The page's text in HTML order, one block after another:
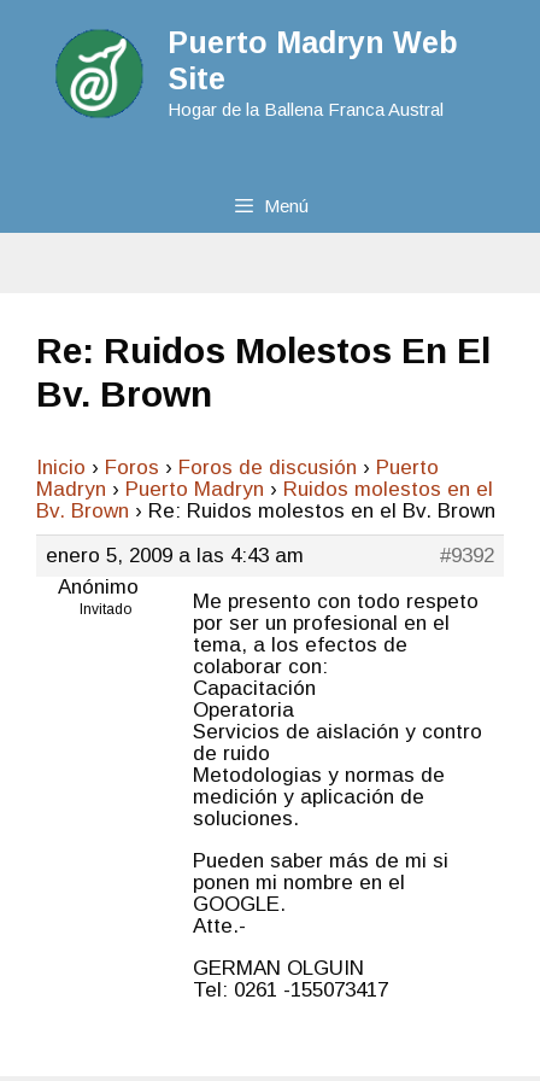
Puerto Madryn Web
Site
Hogar de la Ballena Franca Austral
Menú
Re: Ruidos Molestos En El
Bv. Brown
Inicio › Foros › Foros de discusión › Puerto
Madryn › Puerto Madryn › Ruidos molestos en el
Bv. Brown › Re: Ruidos molestos en el Bv. Brown
enero 5, 2009 a las 4:43 am
#9392
Anónimo
Invitado
Me presento con todo respeto
por ser un profesional en el
tema, a los efectos de
colaborar con:
Capacitación
Operatoria
Servicios de aislación y contro
de ruido
Metodologias y normas de
medición y aplicación de
soluciones.
Pueden saber más de mi si
ponen mi nombre en el
GOOGLE.
Atte.-
GERMAN OLGUIN
Tel: 0261 -155073417